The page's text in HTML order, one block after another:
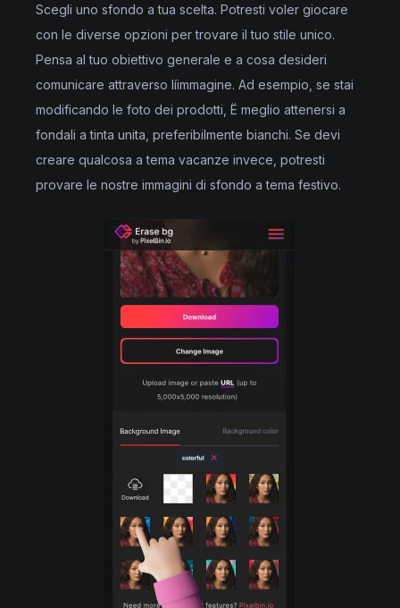
Scegli uno sfondo a tua scelta. Potresti voler giocare
con le diverse opzioni per trovare il tuo stile unico.
Pensa al tuo obiettivo generale e a cosa desideri
comunicare attraverso líimmagine. Ad esempio, se stai
modificando le foto dei prodotti, Ë meglio attenersi a
fondali a tinta unita, preferibilmente bianchi. Se devi
creare qualcosa a tema vacanze invece, potresti
provare le nostre immagini di sfondo a tema festivo.